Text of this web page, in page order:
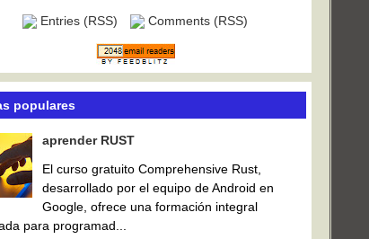
Entries (RSS) Comments (RSS)
populares
aprender RUST
El curso gratuito Comprehensive Rust,
desarrollado por el equipo de Android en
Google, ofrece una formación integral
para programad...